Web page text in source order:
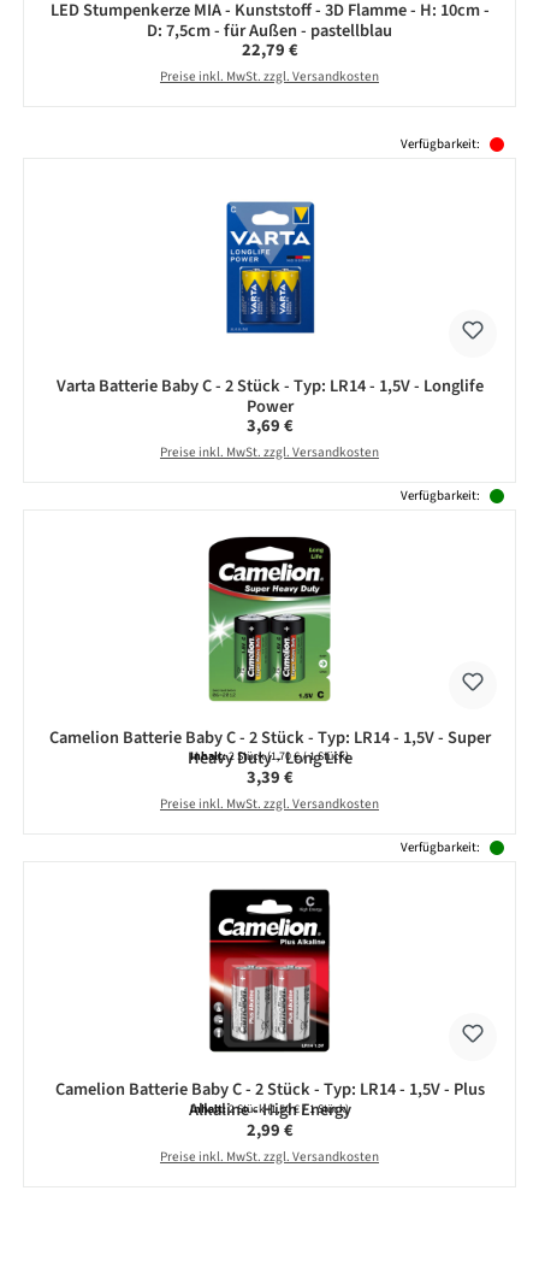
LED Stumpenkerze MIA - Kunststoff - 3D Flamme - H: 10cm -
D: 7,5cm - für Außen - pastellblau
Regulärer Preis:
22,79 €
Preise inkl. MwSt. zzgl. Versandkosten
Verfügbarkeit:
Varta Batterie Baby C - 2 Stück - Typ: LR14 - 1,5V - Longlife
Power
Regulärer Preis:
3,69 €
Preise inkl. MwSt. zzgl. Versandkosten
Verfügbarkeit:
Camelion Batterie Baby C - 2 Stück - Typ: LR14 - 1,5V - Super
Heavy Duty - Long Life
Inhalt:2 Stück(1,70 € / 1 Stück)
Regulärer Preis:
3,39 €
Preise inkl. MwSt. zzgl. Versandkosten
Verfügbarkeit:
Camelion Batterie Baby C - 2 Stück - Typ: LR14 - 1,5V - Plus
Alkaline - High Energy
Inhalt:2 Stück(1,50 € / 1 Stück)
Regulärer Preis:
2,99 €
Preise inkl. MwSt. zzgl. Versandkosten